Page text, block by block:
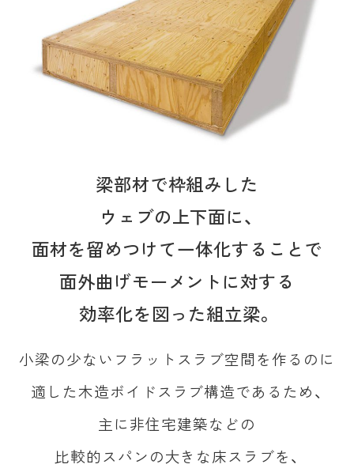
梁部材で枠組みした
ウェブの上下面に、
面材を留めつけて一体化することで
面外曲げモーメントに対する
効率化を図った組立梁。
小梁の少ないフラットスラブ空間を作るのに
適した木造ボイドスラブ構造であるため、
主に非住宅建築などの
比較的スパンの大きな床スラブを、